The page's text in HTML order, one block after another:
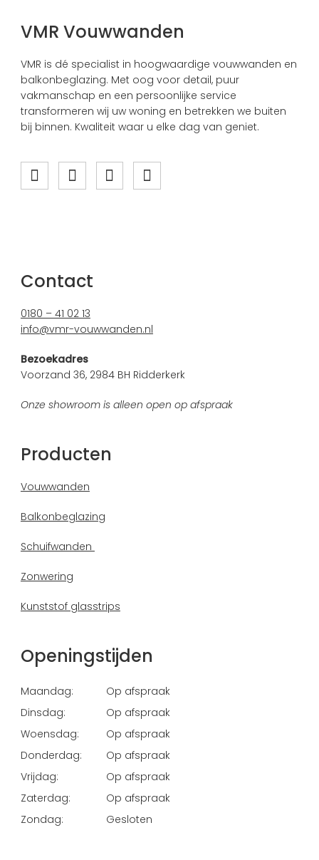
VMR Vouwwanden
VMR is dé specialist in hoogwaardige vouwwanden en
balkonbeglazing. Met oog voor detail, puur
vakmanschap en een persoonlijke service
transformeren wij uw woning en betrekken we buiten
bij binnen. Kwaliteit waar u elke dag van geniet.
Contact
0180 – 41 02 13
info@vmr-vouwwanden.nl
Bezoekadres
Voorzand 36, 2984 BH Ridderkerk
Onze showroom is alleen open op afspraak
Producten
Vouwwanden
Balkonbeglazing
Schuifwanden
Zonwering
Kunststof glasstrips
Openingstijden
Maandag:
Op afspraak
Dinsdag:
Op afspraak
Woensdag:
Op afspraak
Donderdag:
Op afspraak
Vrijdag:
Op afspraak
Zaterdag:
Op afspraak
Zondag:
Gesloten